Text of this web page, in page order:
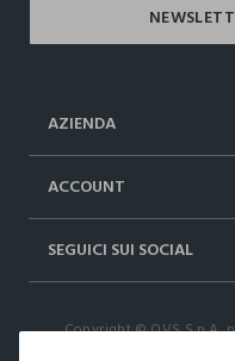
AZIENDA
Dichiarazione accessibilità
ACCOUNT
SEGUICI SUI SOCIAL
TikTok
Copyright © OVS S.p.A,